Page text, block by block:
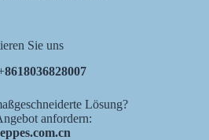
Sie uns
8618036828007
Lösung?
anfordern: